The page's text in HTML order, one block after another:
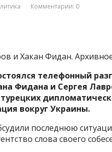
Комментарии: 0
и Хакан Фидан.
телефонный
Фидана и Сергея
вокруг Украины.
последнюю
слова своего